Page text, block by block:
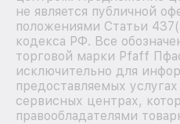
не является публичной
положениями Статьи
кодекса РФ. Все
торговой марки Pfaff
исключительно для
предоставляемых
сервисных центрах,
правообладателями